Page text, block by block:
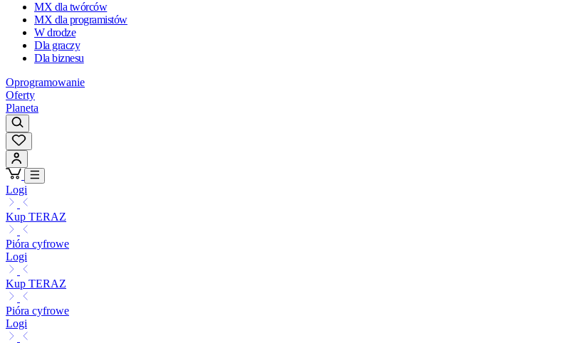
MX dla twórców
MX dla programistów
W drodze
Dla graczy
Dla biznesu
Oprogramowanie
Oferty
Planeta
Logi
Kup TERAZ
Pióra cyfrowe
Logi
Kup TERAZ
Pióra cyfrowe
Logi